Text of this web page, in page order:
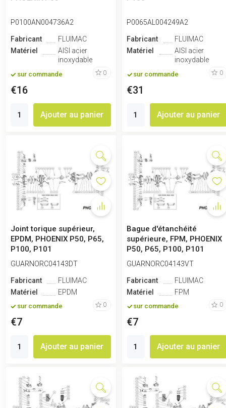
P0100AN004736A2
Fabricant
FLUIMAC
Matériel
AISI acier
inoxydable
sur commande 0
€16
Ajouter au panier
P0065AL004249A2
Fabricant
FLUIMAC
Matériel
AISI acier
inoxydable
sur commande 0
€31
Ajouter au panier
Joint torique supérieur,
EPDM, PHOENIX P50, P65,
P100, P101
GUARNORC04143DT
Fabricant
FLUIMAC
Matériel
EPDM
sur commande 0
€7
Ajouter au panier
Bague d'étanchéité
supérieure, FPM, PHOENIX
P50, P65, P100, P101
GUARNORC04143VT
Fabricant
FLUIMAC
Matériel
FPM
sur commande 0
€7
Ajouter au panier